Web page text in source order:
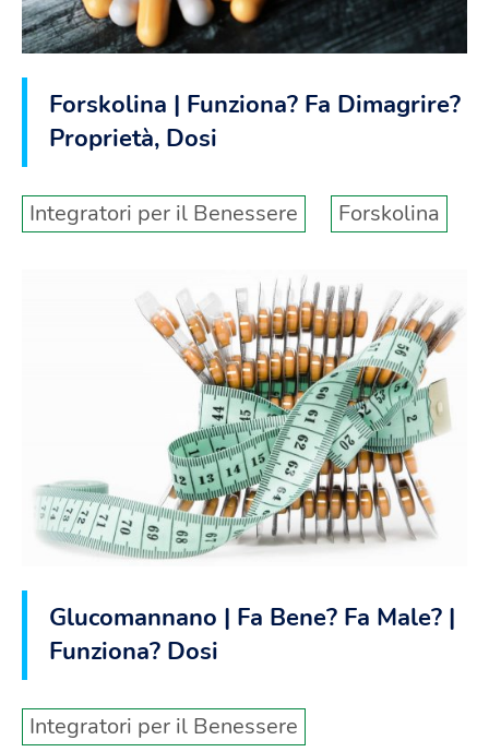
Forskolina | Funziona? Fa Dimagrire?
Proprietà, Dosi
Integratori per il Benessere Forskolina
Glucomannano | Fa Bene? Fa Male? |
Funziona? Dosi
Integratori per il Benessere